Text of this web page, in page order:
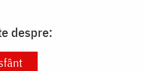
despre: